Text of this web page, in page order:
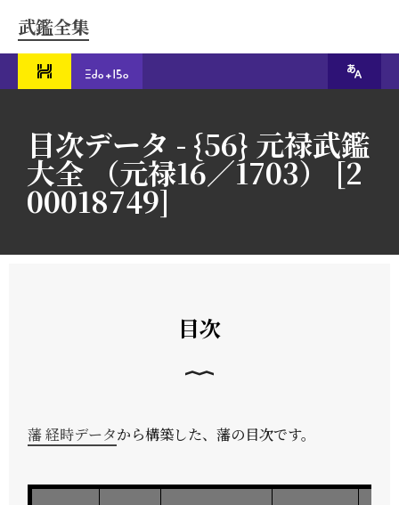
武鑑全集
目次データ - {56} 元禄武鑑
大全 （元禄16／1703） [2
00018749]
目次
藩 経時データから構築した、藩の目次です。